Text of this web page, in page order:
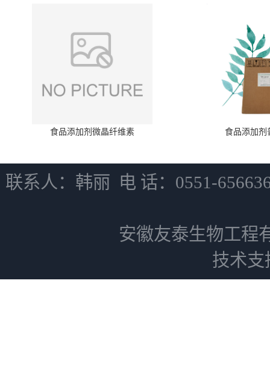
食品添加剂微晶纤维素 食品添加剂
联系人：韩丽 电 话：0551-
安徽友泰生物工程
技术